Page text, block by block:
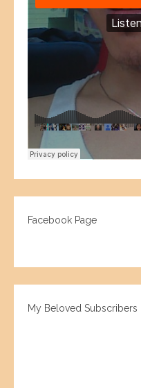
Facebook Page
My Beloved Subscribers